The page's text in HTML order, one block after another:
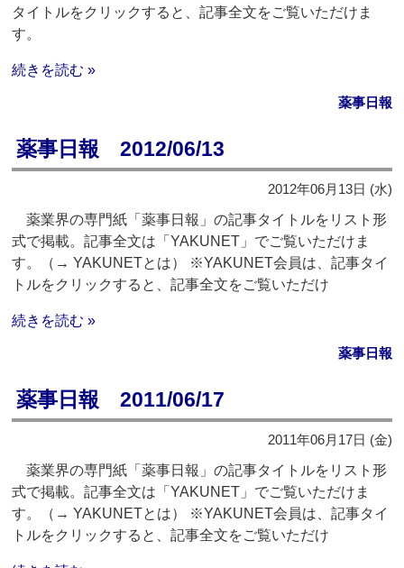
タイトルをクリックすると、記事全文をご覧いただけま
す。
続きを読む »
薬事日報
薬事日報 2012/06/13
2012年06月13日 (水)
薬業界の専門紙「薬事日報」の記事タイトルをリスト形
式で掲載。記事全文は「YAKUNET」でご覧いただけま
す。（→ YAKUNETとは） ※YAKUNET会員は、記事タイ
トルをクリックすると、記事全文をご覧いただけ
続きを読む »
薬事日報
薬事日報 2011/06/17
2011年06月17日 (金)
薬業界の専門紙「薬事日報」の記事タイトルをリスト形
式で掲載。記事全文は「YAKUNET」でご覧いただけま
す。（→ YAKUNETとは） ※YAKUNET会員は、記事タイ
トルをクリックすると、記事全文をご覧いただけ